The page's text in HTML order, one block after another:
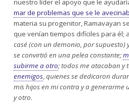
nuestro líder el apoyo que le
mar de problemas que se le
materia su progenitor, Ramavayan
que venían tiempos difíciles para él;
casé (con un demonio, por supuesto)
se convirtió en una pelea constante;
subirme a otro; todos me atacaban y
enemigos,quienes se dedicaron
mis hijos en mi contra y a generarme
y otro.